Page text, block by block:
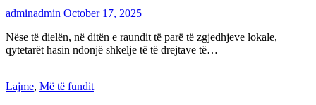
adminadmin October 17, 2025
Nëse të dielën, në ditën e raundit të parë të zgjedhjeve lokale,
qytetarët hasin ndonjë shkelje të të drejtave të…
Lajme, Më të fundit